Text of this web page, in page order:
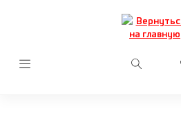
Перейти к основному содержанию